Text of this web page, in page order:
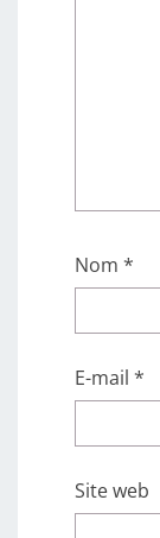
Nom *
E-mail *
Site web